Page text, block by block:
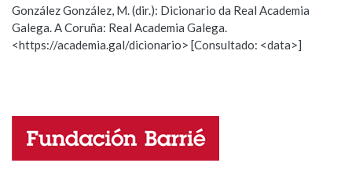
Observación Hai un erro na palabra
Propoño mellorar a definición
Nome
González González, M. (dir.): Dicionario da Real Academia
Galega. A Coruña: Real Academia Galega.
<https://academia.gal/dicionario> [Consultado: <data>]